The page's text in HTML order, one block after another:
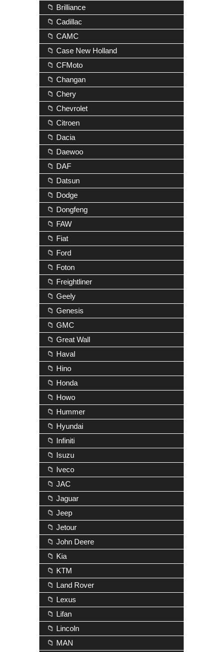
📁 Brilliance
📁 Cadillac
📁 CAMC
📁 Case New Holland
📁 CFMoto
📁 Changan
📁 Chery
📁 Chevrolet
📁 Citroen
📁 Dacia
📁 Daewoo
📁 DAF
📁 Datsun
📁 Dodge
📁 Dongfeng
📁 FAW
📁 Fiat
📁 Ford
📁 Foton
📁 Freightliner
📁 Geely
📁 Genesis
📁 GMC
📁 Great Wall
📁 Haval
📁 Hino
📁 Honda
📁 Howo
📁 Hummer
📁 Hyundai
📁 Infiniti
📁 Isuzu
📁 Iveco
📁 JAC
📁 Jaguar
📁 Jeep
📁 Jetour
📁 John Deere
📁 Kia
📁 KTM
📁 Land Rover
📁 Lexus
📁 Lifan
📁 Lincoln
📁 MAN